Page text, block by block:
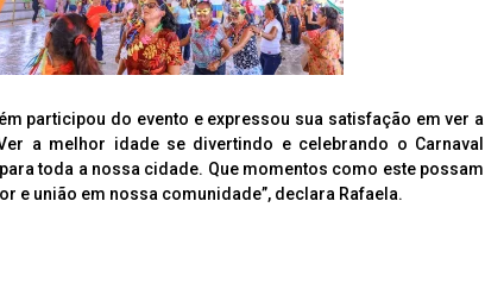
participou do evento e expressou sua satisfação em ver a
a melhor idade se divertindo e celebrando o Carnaval
toda a nossa cidade. Que momentos como este possam
e união em nossa comunidade”, declara Rafaela.